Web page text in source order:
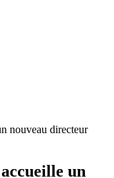
nouveau directeur
un